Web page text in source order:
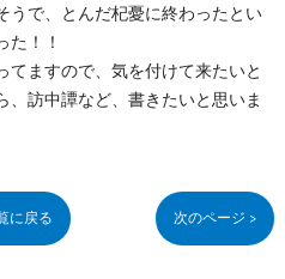
うで、とんだ杞憂に終わったとい
！！
ますので、気を付けて来たいと
訪中譚など、書きたいと思いま
に戻る 次のページ >